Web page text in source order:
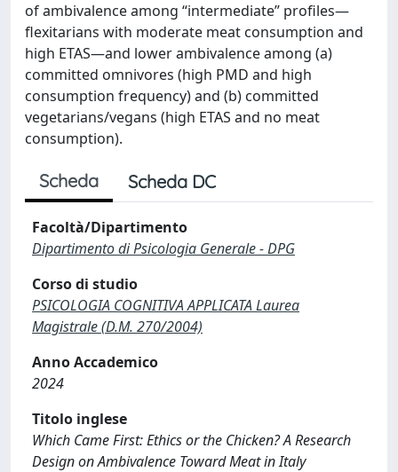
of ambivalence among “intermediate” profiles—
flexitarians with moderate meat consumption and
high ETAS—and lower ambivalence among (a)
committed omnivores (high PMD and high
consumption frequency) and (b) committed
vegetarians/vegans (high ETAS and no meat
consumption).
Scheda Scheda DC
Facoltà/Dipartimento
Dipartimento di Psicologia Generale - DPG
Corso di studio
PSICOLOGIA COGNITIVA APPLICATA Laurea
Magistrale (D.M. 270/2004)
Anno Accademico
2024
Titolo inglese
Which Came First: Ethics or the Chicken? A Research
Design on Ambivalence Toward Meat in Italy